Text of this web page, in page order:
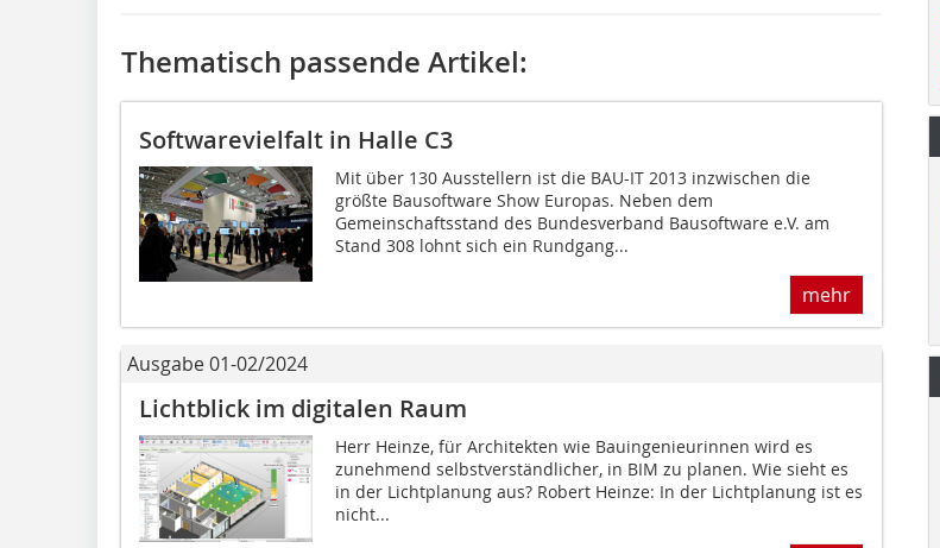
Thematisch passende Artikel:
Softwarevielfalt in Halle C3
Mit über 130 Ausstellern ist die BAU-IT 2013 inzwischen die
größte Bausoftware Show Europas. Neben dem
Gemeinschaftsstand des Bundesverband Bausoftware e.V. am
Stand 308 lohnt sich ein Rundgang...
mehr
Ausgabe 01-02/2024
Lichtblick im digitalen Raum
Herr Heinze, für Architekten wie Bauinge­nieurinnen wird es
zunehmend selbstverständlicher, in BIM zu planen. Wie sieht es
in der Lichtplanung aus? Robert Heinze: In der Lichtplanung ist es
nicht...